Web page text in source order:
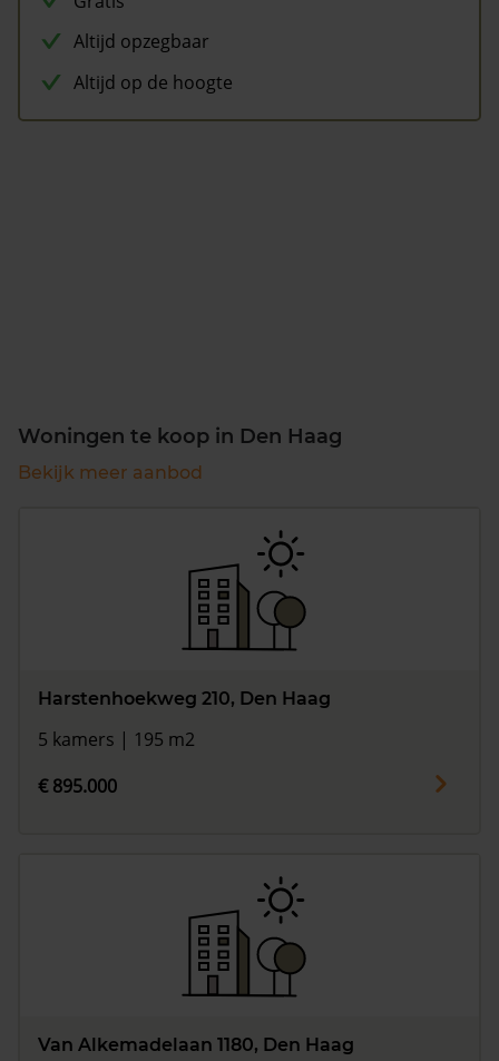
Altijd opzegbaar
Altijd op de hoogte
Woningen te koop in Den Haag
Bekijk meer aanbod
Harstenhoekweg 210, Den Haag
5 kamers | 195 m2
€ 895.000
Van Alkemadelaan 1180, Den Haag